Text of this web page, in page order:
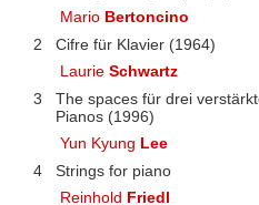
Mario Bertoncino
2
Cifre für Klavier (1964)
LaurieSchwartz
3
The spaces für drei
Pianos (1996)
Yun Kyung Lee
4
Strings for piano
Reinhold Friedl